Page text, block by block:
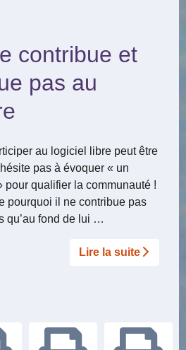
contribue et
pas au
au logiciel libre peut être
pas à évoquer « un
pour qualifier la communauté !
pourquoi il ne contribue pas
qu’au fond de lui …
Lire la suite­­